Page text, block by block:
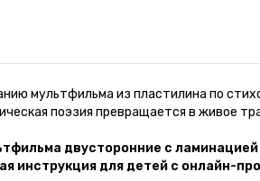
мультфильма из пластилина по
поэзия превращается в живое
двусторонние с
инструкция для детей с онлайн-